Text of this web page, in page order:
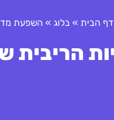
דף הבית » בלוג » השפעת
הריבית